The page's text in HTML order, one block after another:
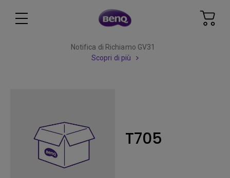
Notifica di Richiamo GV31
Scopri di più
T705